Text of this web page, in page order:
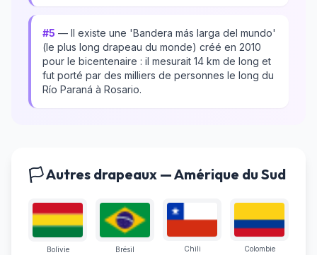
#5 — Il existe une 'Bandera más larga del mundo'
(le plus long drapeau du monde) créé en 2010
pour le bicentenaire : il mesurait 14 km de long et
fut porté par des milliers de personnes le long du
Río Paraná à Rosario.
🏳️ Autres drapeaux — Amérique du Sud
Bolivie Brésil Chili Colombie